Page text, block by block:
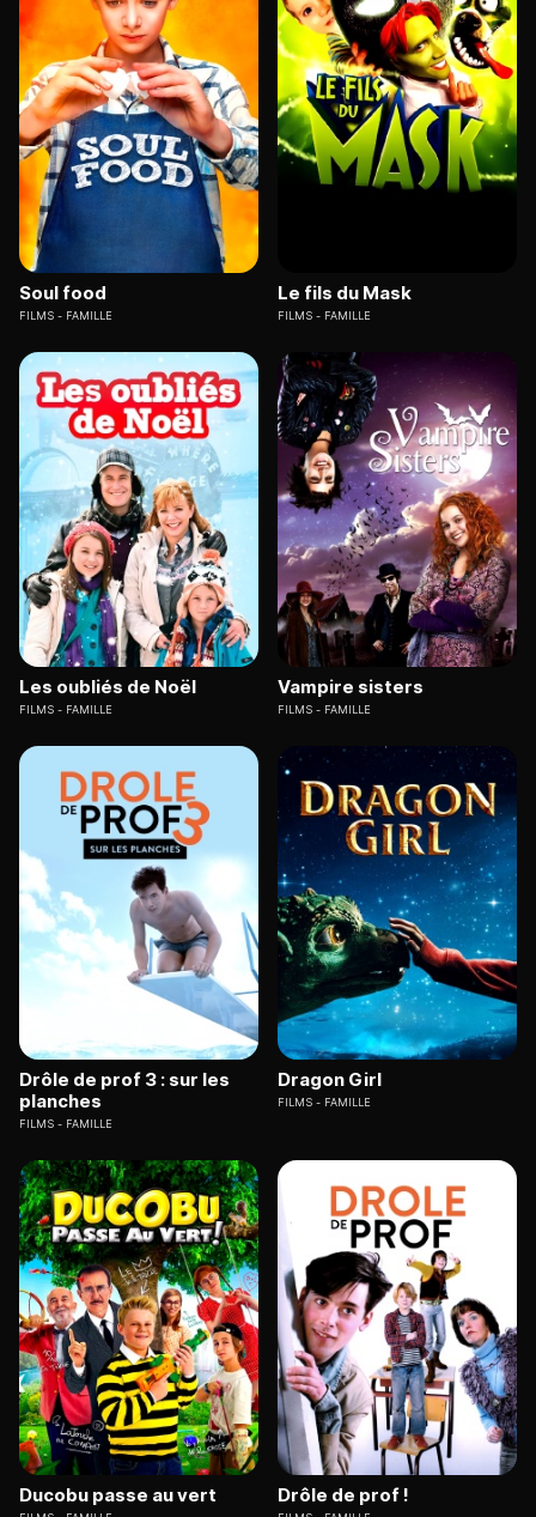
Soul food
FILMS FAMILLE
Le fils du Mask
FILMS FAMILLE
Les oubliés de Noël
FILMS FAMILLE
Vampire sisters
FILMS FAMILLE
Drôle de prof 3 : sur les
planches
FILMS FAMILLE
Dragon Girl
FILMS FAMILLE
Ducobu passe au vert Drôle de prof !